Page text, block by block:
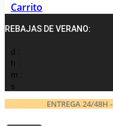
Carrito
REBAJAS DE VERANO:
d :
h :
m :
s
ENTREGA 24/48H -